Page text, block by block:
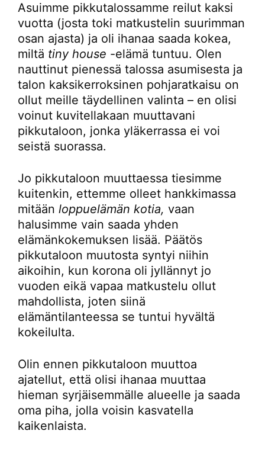
Asuimme pikkutalossamme reilut kaksi
vuotta (josta toki matkustelin suurimman
osan ajasta) ja oli ihanaa saada kokea,
miltä tiny house -elämä tuntuu. Olen
nauttinut pienessä talossa asumisesta ja
talon kaksikerroksinen pohjaratkaisu on
ollut meille täydellinen valinta – en olisi
voinut kuvitellakaan muuttavani
pikkutaloon, jonka yläkerrassa ei voi
seistä suorassa.
Jo pikkutaloon muuttaessa tiesimme
kuitenkin, ettemme olleet hankkimassa
mitään loppuelämän kotia, vaan
halusimme vain saada yhden
elämänkokemuksen lisää. Päätös
pikkutaloon muutosta syntyi niihin
aikoihin, kun korona oli jyllännyt jo
vuoden eikä vapaa matkustelu ollut
mahdollista, joten siinä
elämäntilanteessa se tuntui hyvältä
kokeilulta.
Olin ennen pikkutaloon muuttoa
ajatellut, että olisi ihanaa muuttaa
hieman syrjäisemmälle alueelle ja saada
oma piha, jolla voisin kasvatella
kaikenlaista.